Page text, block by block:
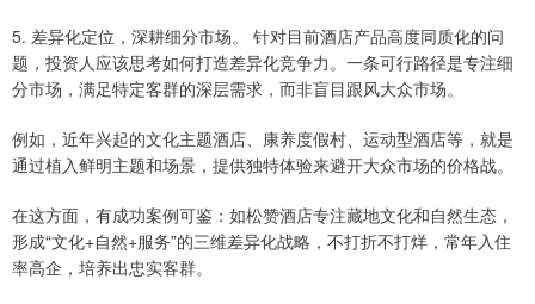
5. 差异化定位，深耕细分市场。 针对目前酒店产品高度同质化的问
题，投资人应该思考如何打造差异化竞争力。一条可行路径是专注细
分市场，满足特定客群的深层需求，而非盲目跟风大众市场。
例如，近年兴起的文化主题酒店、康养度假村、运动型酒店等，就是
通过植入鲜明主题和场景，提供独特体验来避开大众市场的价格战。
在这方面，有成功案例可鉴：如松赞酒店专注藏地文化和自然生态，
形成“文化+自然+服务”的三维差异化战略，不打折不打烊，常年入住
率高企，培养出忠实客群。